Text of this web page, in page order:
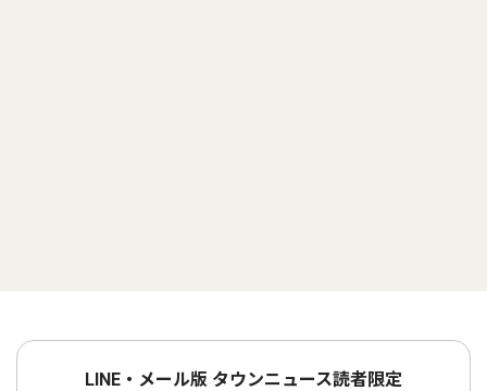
LINE・メール版 タウンニュース読者限定